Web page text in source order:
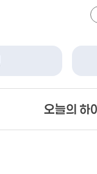
오늘의 하